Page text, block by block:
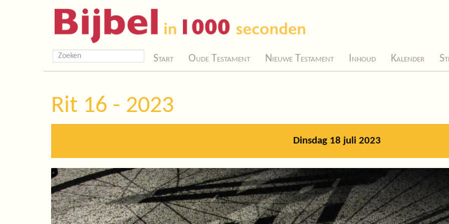
Start Oude Testament Nieuwe Testament Inhoud Kalender
Rit 16 - 2023
Dinsdag 18 juli 2023